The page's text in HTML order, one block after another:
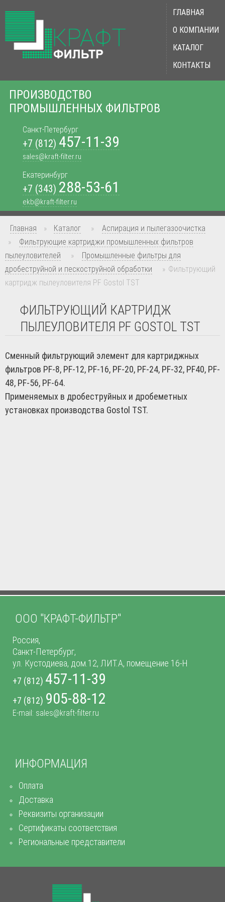
ПРОИЗВОДСТВО
ПРОМЫШЛЕННЫХ ФИЛЬТРОВ
Санкт-Петербург
+7 (812) 457-11-39
sales@kraft-filter.ru
Екатеринбург
+7 (343) 288-53-61
ekb@kraft-filter.ru
ГЛАВНАЯ
О КОМПАНИИ
КАТАЛОГ
КОНТАКТЫ
Главная » Каталог »
Аспирация и пылегазоочистка
»
Фильтрующие картриджи промышленных фильтров
пылеуловителей
»
Промышленные фильтры для
дробеструйной и пескоструйной обработки
» Фильтрующий
картридж пылеуловителя PF Gostol TST
ФИЛЬТРУЮЩИЙ КАРТРИДЖ
ПЫЛЕУЛОВИТЕЛЯ PF GOSTOL TST
Сменный фильтрующий элемент для картриджных
фильтров PF-8, PF-12, PF-16, PF-20, PF-24, PF-32, PF40, PF-
48, PF-56, PF-64.
Применяемых в дробеструйных и дробеметных
установках производства Gostol TST.
ИНФОРМАЦИЯ
Оплата
Доставка
Реквизиты организации
Сертификаты соответствия
Региональные представители
ООО "КРАФТ-ФИЛЬТР"
Россия,
Санкт-Петербург,
ул. Кустодиева, дом.12, ЛИТ.А, помещение 16-Н
+7 (812) 457-11-39
+7 (812) 905-88-12
E-mail: sales@kraft-filter.ru